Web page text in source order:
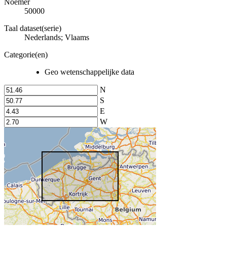
50000
Taal dataset(serie)
Nederlands; Vlaams
Categorie(en)
Geo wetenschappelijke data
N
S
E
W